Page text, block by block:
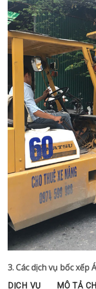
3. Các dịch vụ bốc
DỊCH VỤ MÔ TẢ